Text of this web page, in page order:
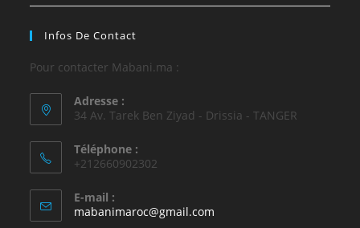
Infos De Contact
Pour contacter Mabani.ma :
Adresse :
34 Av. Tarek Ben Ziyad - Drissia - TANGER
Téléphone :
+212660902302
E-mail :
mabanimaroc@gmail.com